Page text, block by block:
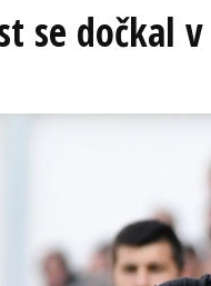
se dočkal